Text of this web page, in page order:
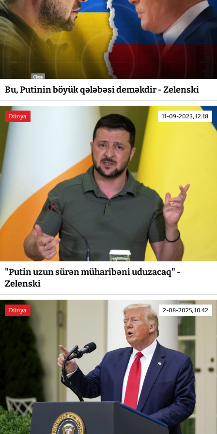
Bu, Putinin böyük qələbəsi deməkdir - Zelenski
Dünya 11-09-2023, 12:18
"Putin uzun sürən müharibəni uduzacaq" -
Zelenski
Dünya 2-08-2025, 10:42